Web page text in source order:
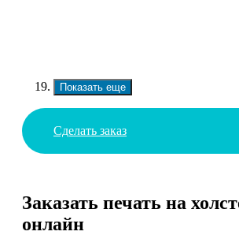
Показать еще
Сделать заказ
Заказать печать на
онлайн